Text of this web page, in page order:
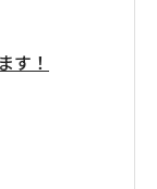
す！